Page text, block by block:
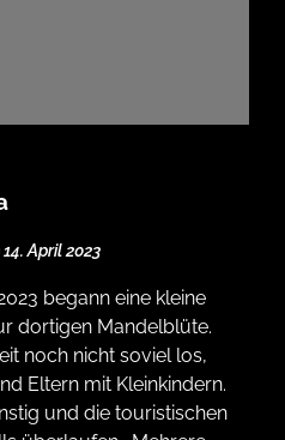
14. April 2023
begann eine kleine
dortigen Mandelblüte.
noch nicht soviel los,
Eltern mit Kleinkindern.
und die touristischen